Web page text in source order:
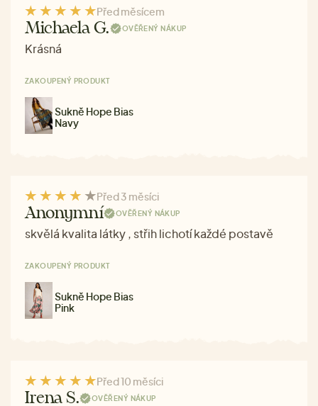
Před měsícem
Michaela G. OVĚŘENÝ NÁKUP
Krásná
ZAKOUPENÝ PRODUKT
Sukně Hope Bias
Navy
Před 3 měsíci
Anonymní OVĚŘENÝ NÁKUP
skvělá kvalita látky , střih lichotí každé postavě
ZAKOUPENÝ PRODUKT
Sukně Hope Bias
Pink
Před 10 měsíci
Irena S. OVĚŘENÝ NÁKUP